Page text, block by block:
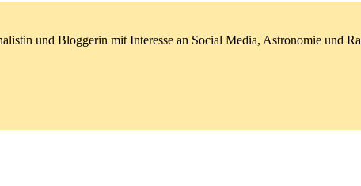
und Bloggerin mit Interesse an Social Media, Astronomie und